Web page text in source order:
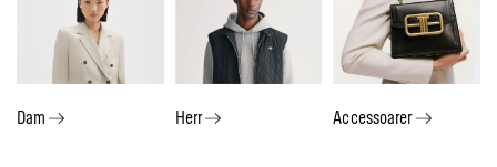
Dam Herr Accessoarer